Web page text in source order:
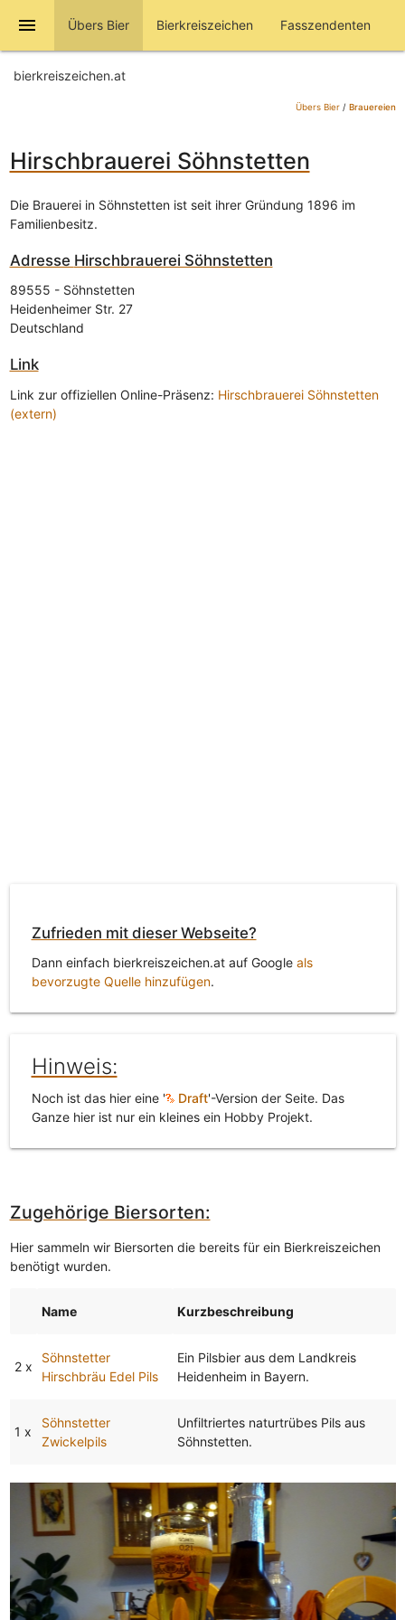
menu Übers Bier Bierkreiszeichen Fasszendenten
bierkreiszeichen.at
Übers Bier/ Brauereien
Hirschbrauerei Söhnstetten
Die Brauerei in Söhnstetten ist seit ihrer Gründung 1896 im
Familienbesitz.
Adresse Hirschbrauerei Söhnstetten
89555 - Söhnstetten
Heidenheimer Str. 27
Deutschland
Link
Link zur offiziellen Online-Präsenz: Hirschbrauerei Söhnstetten
(extern)
Zufrieden mit dieser Webseite?
Dann einfach bierkreiszeichen.at auf Google als
bevorzugte Quelle hinzufügen.
Hinweis:
Noch ist das hier eine ' Draft'-Version der Seite. Das
Ganze hier ist nur ein kleines ein Hobby Projekt.
Zugehörige Biersorten:
Hier sammeln wir Biersorten die bereits für ein Bierkreiszeichen
benötigt wurden.
Name Kurzbeschreibung
2 x
Söhnstetter
Hirschbräu Edel Pils
Ein Pilsbier aus dem Landkreis
Heidenheim in Bayern.
1 x
Söhnstetter
Zwickelpils
Unfiltriertes naturtrübes Pils aus
Söhnstetten.